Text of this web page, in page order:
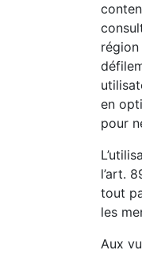
en
pour
l’art.
tout
les
Aux